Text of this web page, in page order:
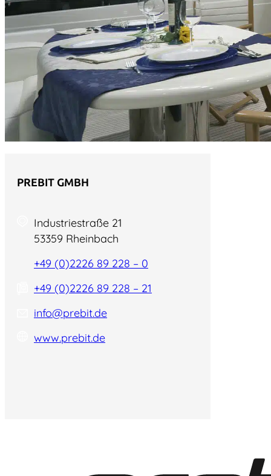
PREBIT GMBH
Industriestraße 21
53359 Rheinbach
+49 (0)2226 89 228 – 0
+49 (0)2226 89 228 – 21
info@prebit.de
www.prebit.de